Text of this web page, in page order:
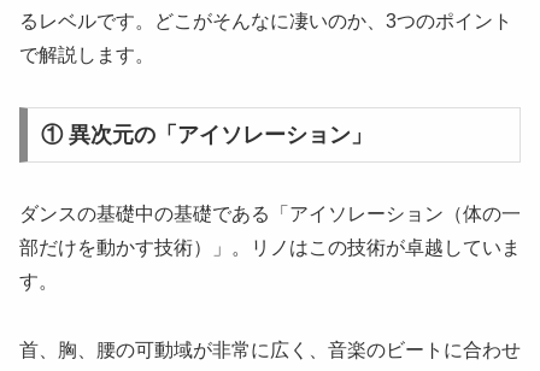
るレベルです。どこがそんなに凄いのか、3つのポイント
で解説します。
① 異次元の「アイソレーション」
ダンスの基礎中の基礎である「アイソレーション（体の一
部だけを動かす技術）」。リノはこの技術が卓越していま
す。
首、胸、腰の可動域が非常に広く、音楽のビートに合わせ